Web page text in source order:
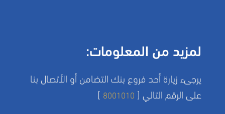
لمزيد من المعلومات:
يرجىء زيارة أحد فروع بنك التضامن أو الأتصال بنا
على الرقم التالي [ 8001010
]